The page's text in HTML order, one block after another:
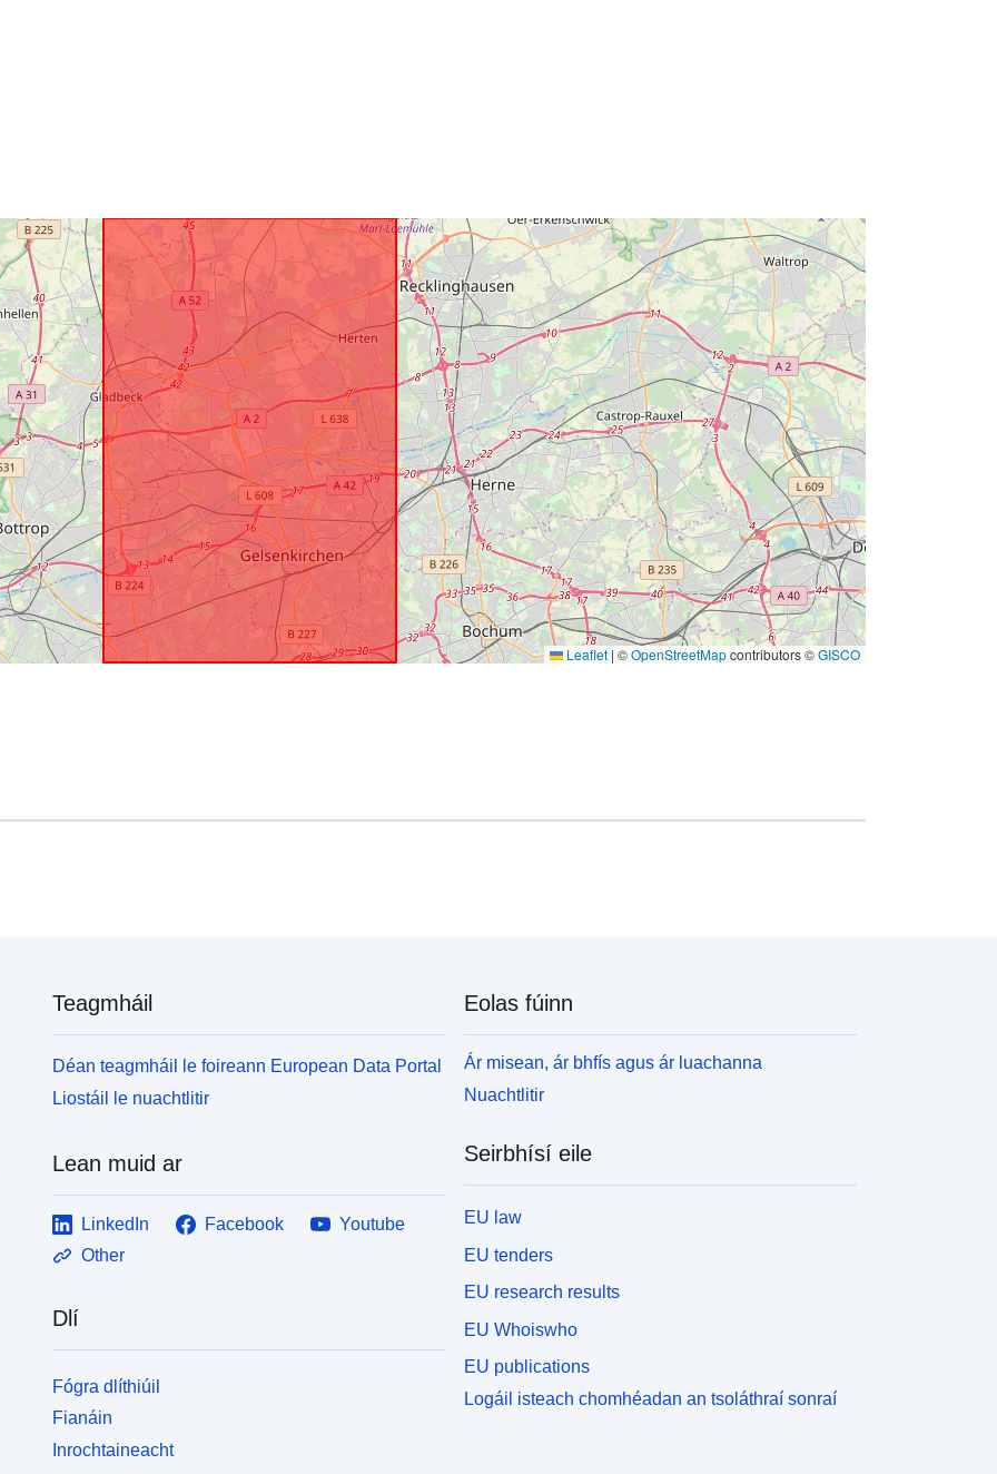
Leaflet | ©OpenStreetMapcontributors ©GISCO
a63ac9d11599
Tréimhsiúlacht
Fabhraithe:
continuous
Clóscríobh:
Acmhainn:
http://inspire.ec.europa.eu/metadata-
codelist/ResourceType/dataset
Teagmháil
Déan teagmháil le foireann European Data Portal
Liostáil le nuachtlitir
Lean muid ar
LinkedIn Facebook
Youtube
Other
Dlí
Fógra dlíthiúil
Fianáin
Inrochtaineacht
Eolas fúinn
Ár misean, ár bhfís agus ár luachanna
Nuachtlitir
Seirbhísí eile
EU law
EU tenders
EU research results
EU Whoiswho
EU publications
Logáil isteach chomhéadan an tsoláthraí sonraí